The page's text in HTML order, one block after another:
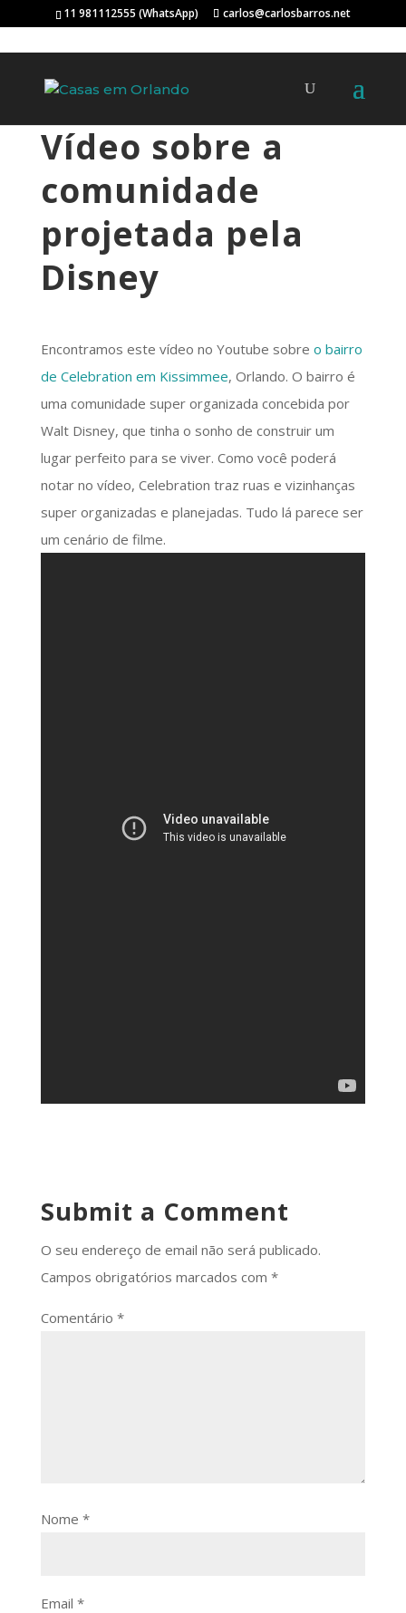
11 981112555 (WhatsApp) carlos@carlosbarros.net
Vídeo sobre a
comunidade
projetada pela
Disney
Encontramos este vídeo no Youtube sobre o bairro
de Celebration em Kissimmee, Orlando. O bairro é
uma comunidade super organizada concebida por
Walt Disney, que tinha o sonho de construir um
lugar perfeito para se viver. Como você poderá
notar no vídeo, Celebration traz ruas e vizinhanças
super organizadas e planejadas. Tudo lá parece ser
um cenário de filme.
Submit a Comment
O seu endereço de email não será publicado.
Campos obrigatórios marcados com *
Comentário *
Nome *
Email *